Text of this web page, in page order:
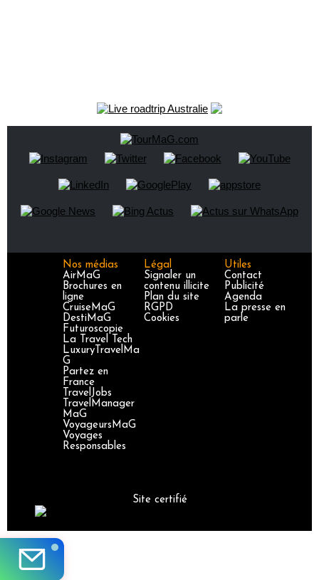
Nos médias
AirMaG
Brochures en
ligne
CruiseMaG
DestiMaG
Futuroscopie
La Travel Tech
LuxuryTravelMa
G
Partez en
France
TravelJobs
TravelManager
MaG
VoyageursMaG
Voyages
Responsables
Légal
Signaler un
contenu illicite
Plan du site
RGPD
Cookies
Utiles
Contact
Publicité
Agenda
La presse en
parle
Site certifié